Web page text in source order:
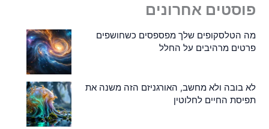
פוסטים אחרונים
מה הטלסקופים שלך מפספסים כשחושפים
פרטים מרהיבים על החלל
לא בובה ולא מחשב, האורגניזם הזה משנה את
תפיסת החיים לחלוטין